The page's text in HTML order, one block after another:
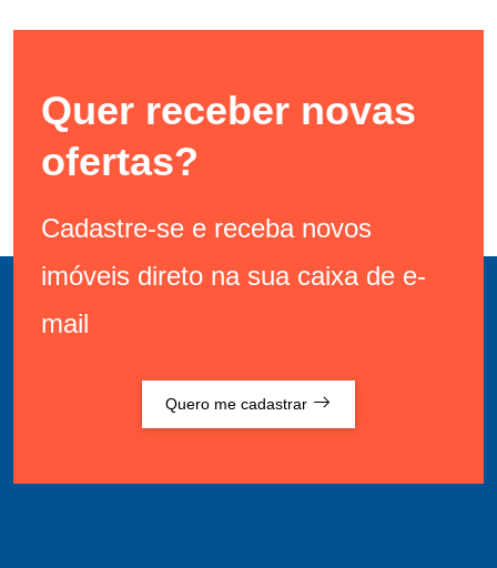
Quer receber novas
ofertas?
Cadastre-se e receba novos
imóveis direto na sua caixa de e-
mail
Quero me cadastrar